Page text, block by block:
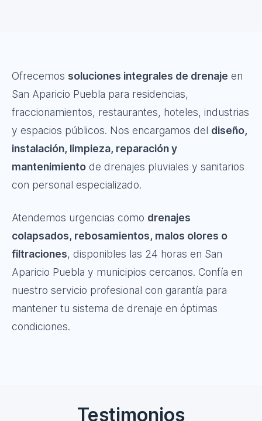
Ofrecemos soluciones integrales de drenaje en
San Aparicio Puebla para residencias,
fraccionamientos, restaurantes, hoteles, industrias
y espacios públicos. Nos encargamos del diseño,
instalación, limpieza, reparación y
mantenimiento de drenajes pluviales y sanitarios
con personal especializado.
Atendemos urgencias como drenajes
colapsados, rebosamientos, malos olores o
filtraciones, disponibles las 24 horas en San
Aparicio Puebla y municipios cercanos. Confía en
nuestro servicio profesional con garantía para
mantener tu sistema de drenaje en óptimas
condiciones.
Testimonios